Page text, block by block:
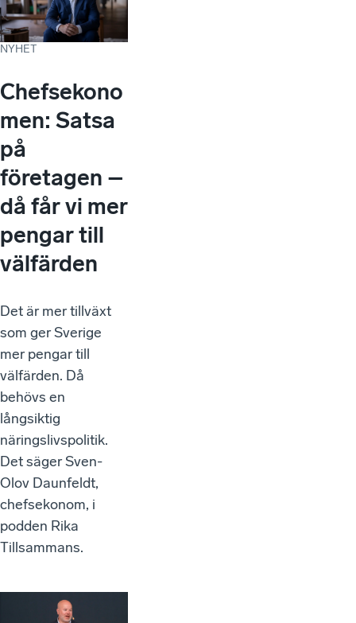
NYHET
Chefsekono
men: Satsa
på
företagen –
då får vi mer
pengar till
välfärden
Det är mer tillväxt
som ger Sverige
mer pengar till
välfärden. Då
behövs en
långsiktig
näringslivspolitik.
Det säger Sven-
Olov Daunfeldt,
chefsekonom, i
podden Rika
Tillsammans.